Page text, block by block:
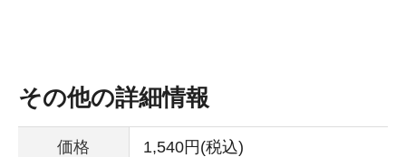
その他の詳細情報
価格 1,540円(税込)